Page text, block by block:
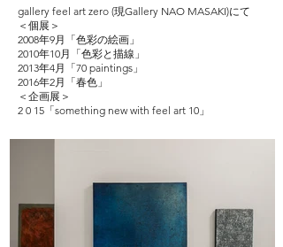
gallery feel art zero (現Gallery NAO MASAKI)にて
＜個展＞
2008年9月「色彩の絵画」
2010年10月「色彩と描線」
2013年4月「70 paintings」
2016年2月「春色」
＜企画展＞
2 0 15「something new with feel art 10」